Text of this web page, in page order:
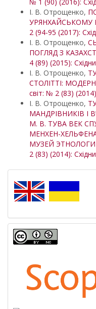
І. В. Отрощенко,
УРЯНХАЙСЬКОМУ
2 (94-95 (2017):
І. В. Отрощенко,
ПОГЛЯД З
4 (89) (2015):
І. В. Отрощенко,
СТОЛІТТІ:
світ: № 2 (83)
І. В. Отрощенко,
МАНДРІВНИКІВ І
М. В. ТУВА ВЕК
МЕНХЕН-
МУЗЕЙ
2 (83) (2014):